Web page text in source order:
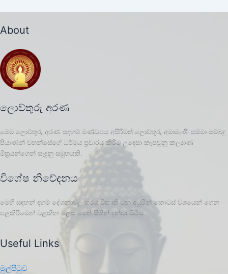
About
ලොව්තුරු අරණ
මෙම ලොව්තුරු අරණ සදහම් මණ්ඩපය අසිරිමත් ලොව්තුරු අමාමෑණී සම්මා සම්බුදු
පියාණන් වහන්සේගේ ධර්මය ප්‍රචාරය කිරීම උදෙසා කැපවුනු කල්‍යාණ
මිත්‍රයන්ගෙන් සැදුනු සමුහයකි.
විශේෂ නිවේදනය
මෙහි සඳහන් දහම් දේශනාවල හරය විකෘති වන අයුරින් කොටස් වශයෙන් ගෙන
පළකිරීමෙන් වළකින ලෙස මෙත් සිතින් දන්වා සිටිමු.
Useful Links
මුල්පිටුව